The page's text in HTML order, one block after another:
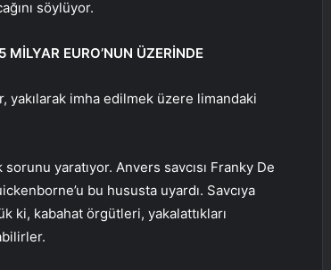
söylüyor.
EURO’NUN ÜZERİNDE
yakılarak imha edilmek üzere limandaki
yaratıyor. Anvers savcısı Franky De
bu hususta uyardı. Savcıya
ki, kabahat örgütleri, yakalattıkları